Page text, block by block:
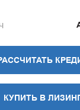
КУПИТЬ В